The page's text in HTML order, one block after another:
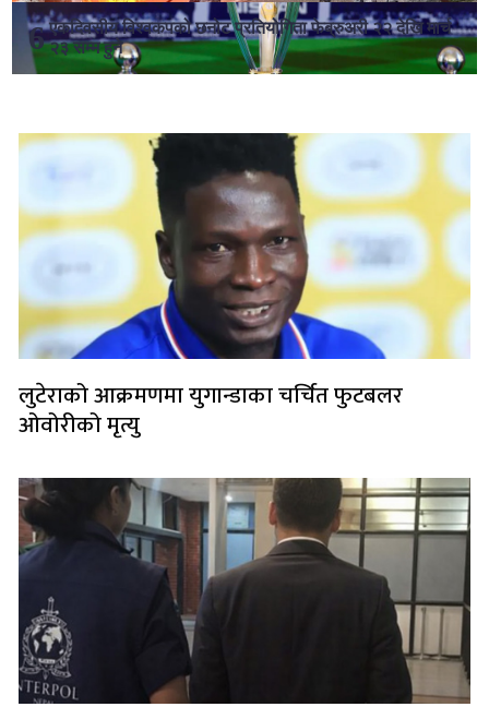
एकदिवसीय विश्वकपको छनोट प्रतियोगिता फेब्रुअरी २२ देखि मार्च
२३ सम्म हुने
लुटेराको आक्रमणमा युगान्डाका चर्चित फुटबलर
ओवोरीको मृत्यु